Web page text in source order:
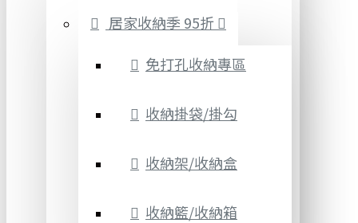
居家收納季 95折
免打孔收納專區
收納掛袋/掛勾
收納架/收納盒
收納籃/收納箱